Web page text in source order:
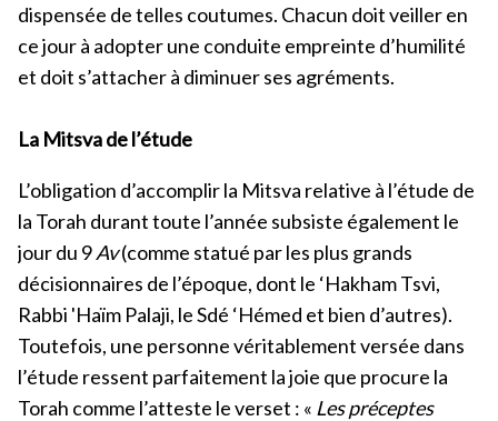
dispensée de telles coutumes. Chacun doit veiller en
ce jour à adopter une conduite empreinte d’humilité
et doit s’attacher à diminuer ses agréments.
La Mitsva de l’étude
L’obligation d’accomplir la Mitsva relative à l’étude de
la Torah durant toute l’année subsiste également le
jour du 9Av(comme statué par les plus grands
décisionnaires de l’époque, dont le ‘Hakham Tsvi,
Rabbi 'Haïm Palaji, le Sdé ‘Hémed et bien d’autres).
Toutefois, une personne véritablement versée dans
l’étude ressent parfaitement la joie que procure la
Torah comme l’atteste le verset : « Les préceptes